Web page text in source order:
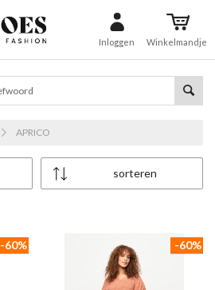
Inloggen Winkelmandje
APRICO
sorteren
-60% -60%